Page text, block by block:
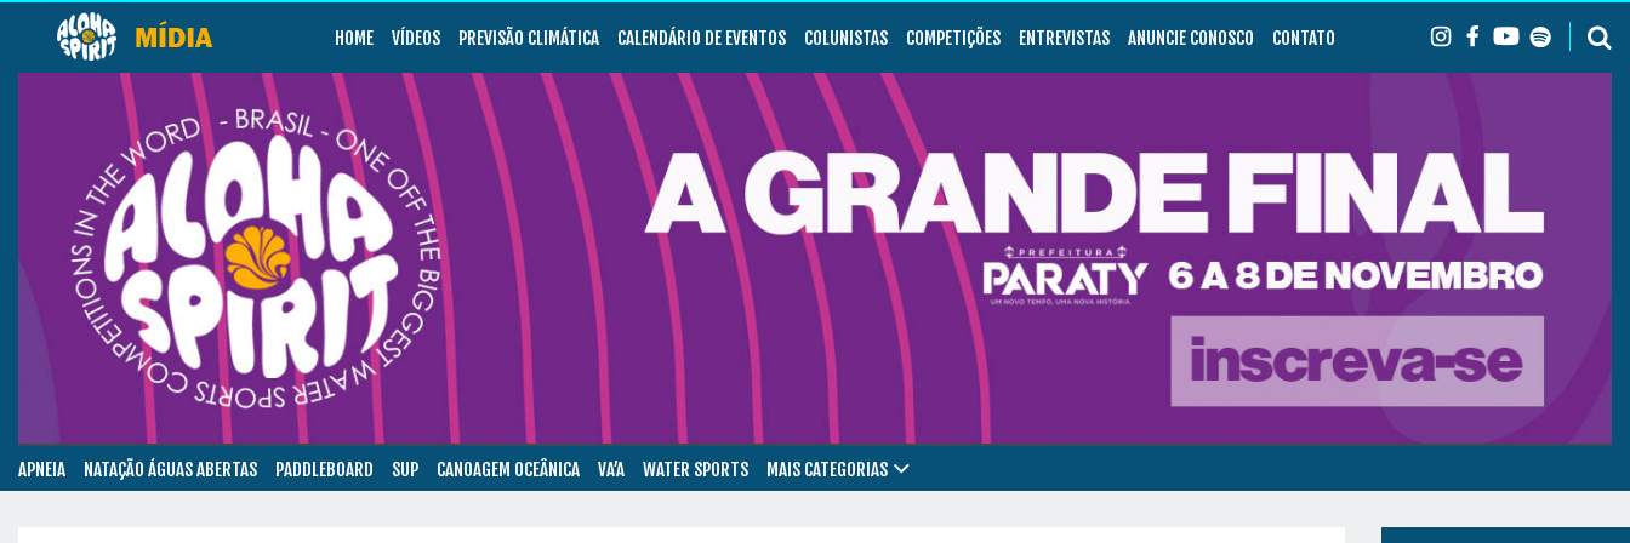
HOME VÍDEOS PREVISÃO CLIMÁTICA CALENDÁRIO DE EVENTOS COLUNISTAS COMPETIÇÕES ENTREVISTAS ANUNCIE CONOSCO CONTATO
APNEIA NATAÇÃO ÁGUAS ABERTAS PADDLEBOARD SUP CANOAGEM OCEÂNICA VA’A WATER SPORTS MAIS CATEGORIAS